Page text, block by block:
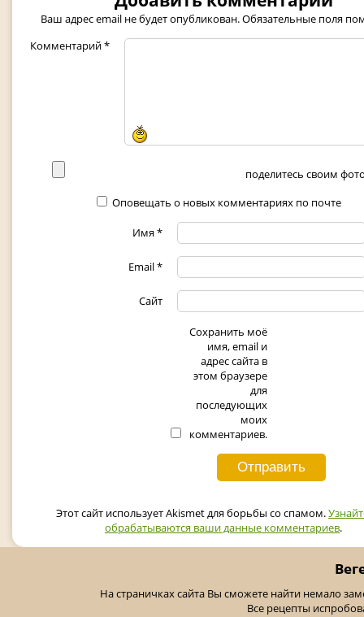
Ваш адрес email не будет опубликован.Обязательные поля
Комментарий*
поделитесь своим
Оповещать о новых комментариях по почте
Имя*
Email*
Сайт
Сохранить моё
имя, email и
адрес сайта в
этом браузере
для
последующих
моих
комментариев.
Этот сайт использует Akismet для борьбы со спамом.
обрабатываются ваши данные комментариев.
На страничках сайта Вы сможете найти немало
Все рецепты